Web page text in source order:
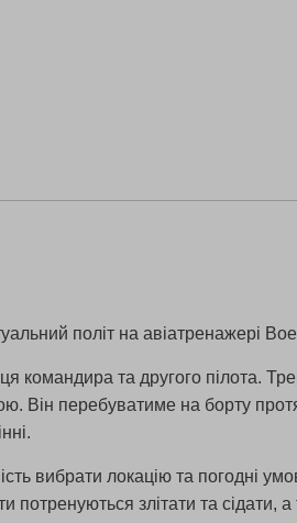
політ на авіатренажері
командира та другого пілота.
Він перебуватиме на борту
вибрати локацію та погодні
потренуються злітати та